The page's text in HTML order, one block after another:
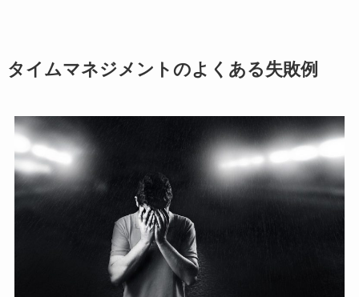
タイムマネジメントのよくある失敗例